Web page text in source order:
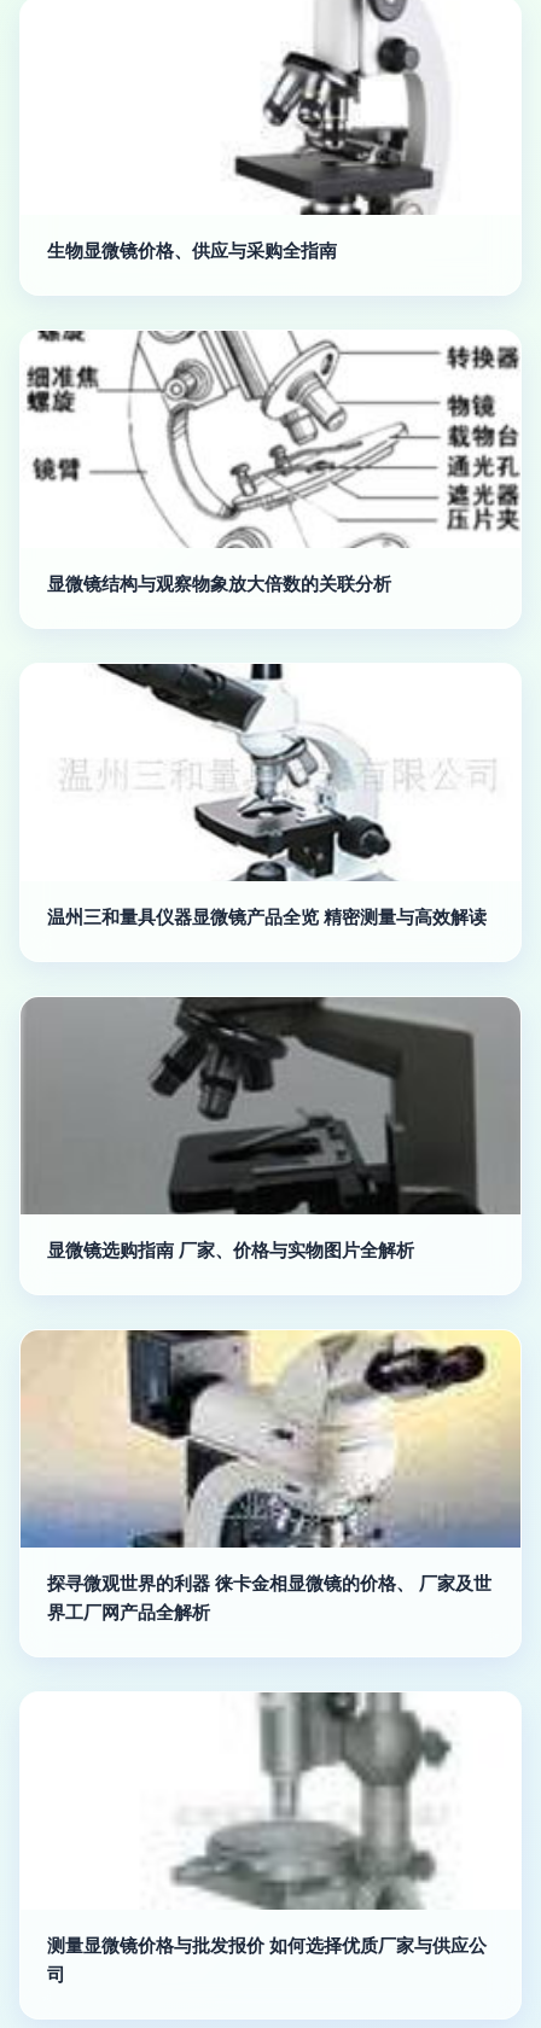
生物显微镜价格、供应与采购全指南
显微镜结构与观察物象放大倍数的关联分析
温州三和量具仪器显微镜产品全览 精密测量与高效解读
显微镜选购指南 厂家、价格与实物图片全解析
探寻微观世界的利器 徕卡金相显微镜的价格、 厂家及世
界工厂网产品全解析
测量显微镜价格与批发报价 如何选择优质厂家与供应公
司